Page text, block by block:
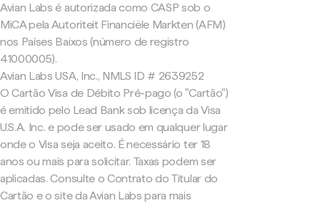
Avian Labs é autorizada como CASP sob o
MiCA pela Autoriteit Financiële Markten (AFM)
nos Países Baixos (número de registro
41000005).
Avian Labs USA, Inc., NMLS ID # 2639252
O Cartão Visa de Débito Pré-pago (o "Cartão")
é emitido pelo Lead Bank sob licença da Visa
U.S.A. Inc. e pode ser usado em qualquer lugar
onde o Visa seja aceito. É necessário ter 18
anos ou mais para solicitar. Taxas podem ser
aplicadas. Consulte o Contrato do Titular do
Cartão e o site da Avian Labs para mais